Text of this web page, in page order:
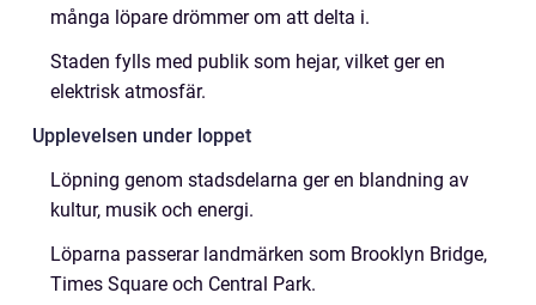
många löpare drömmer om att delta i.
Staden fylls med publik som hejar, vilket ger en
elektrisk atmosfär.
Upplevelsen under loppet
Löpning genom stadsdelarna ger en blandning av
kultur, musik och energi.
Löparna passerar landmärken som Brooklyn Bridge,
Times Square och Central Park.